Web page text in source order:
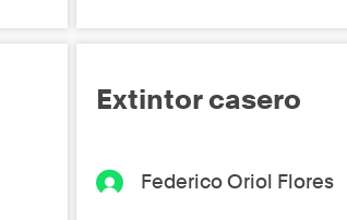
Extintor casero
Federico Oriol Flores